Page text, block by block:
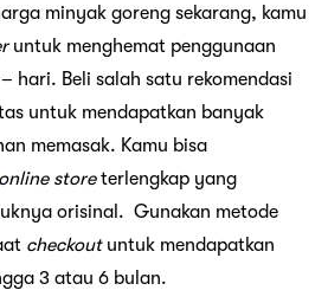
minyak goreng sekarang, kamu
untuk menghemat penggunaan
hari. Beli salah satu rekomendasi
untuk mendapatkan banyak
memasak. Kamu bisa
online storeterlengkap yang
orisinal. Gunakan metode
checkout untuk mendapatkan
3 atau 6 bulan.